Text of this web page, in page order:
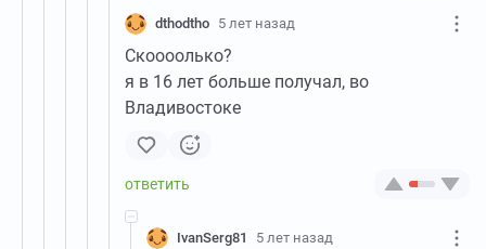
dthodtho 5 лет назад
Скоооолько?
я в 16 лет больше получал, во
Владивостоке
IvanSerg81 5 лет назад